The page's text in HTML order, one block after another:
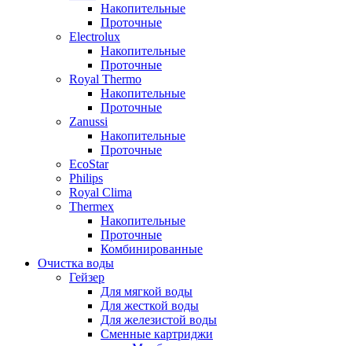
Накопительные
Проточные
Electrolux
Накопительные
Проточные
Royal Thermo
Накопительные
Проточные
Zanussi
Накопительные
Проточные
EcoStar
Philips
Royal Clima
Thermex
Накопительные
Проточные
Комбинированные
Очистка воды
Гейзер
Для мягкой воды
Для жесткой воды
Для железистой воды
Сменные картриджи